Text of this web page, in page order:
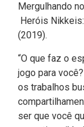
Mergulhando
Heróis
(2019).
“O que faz o
jogo para
os trabalhos
ser que você